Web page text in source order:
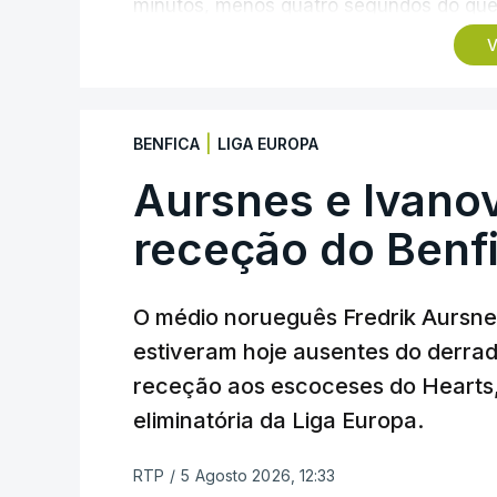
minutos, menos quatro segundos do
campeão olímpico de Madison em
triunfo em prólogos da prova, o sexto
segundos, enquanto o italiano Luca
(Anicolor-Campicarn), vencedor das
quarta e quinta posições,
em Sintra, na primeira das 10 etapas
categoria nos derradeiros 50
TÓPICOS
BENFICA LIGA EUROPA
Aursnes e
receção do
O médio norueguês Fredrik
estiveram hoje ausentes do
receção aos escoceses do
eliminatória da Liga Europa.
RTP / 5 Agosto 2026, 12:33